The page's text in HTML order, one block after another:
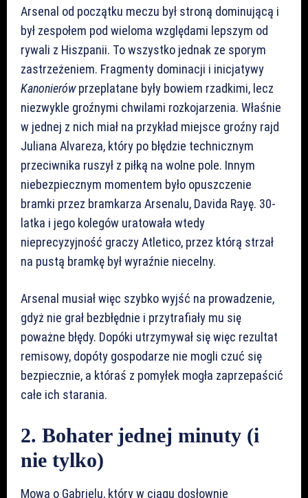
Arsenal od początku meczu był stroną dominującą i
był zespołem pod wieloma względami lepszym od
rywali z Hiszpanii. To wszystko jednak ze sporym
zastrzeżeniem. Fragmenty dominacji i inicjatywy
Kanonierówprzeplatane były bowiem rzadkimi, lecz
niezwykle groźnymi chwilami rozkojarzenia. Właśnie
w jednej z nich miał na przykład miejsce groźny rajd
Juliana Alvareza, który po błędzie technicznym
przeciwnika ruszył z piłką na wolne pole. Innym
niebezpiecznym momentem było opuszczenie
bramki przez bramkarza Arsenalu, Davida Rayę. 30-
latka i jego kolegów uratowała wtedy
nieprecyzyjność graczy Atletico, przez którą strzał
na pustą bramkę był wyraźnie niecelny.
Arsenal musiał więc szybko wyjść na prowadzenie,
gdyż nie grał bezbłędnie i przytrafiały mu się
poważne błędy. Dopóki utrzymywał się więc rezultat
remisowy, dopóty gospodarze nie mogli czuć się
bezpiecznie, a któraś z pomyłek mogła zaprzepaścić
całe ich starania.
2. Bohater jednej minuty (i
nie tylko)
Mowa o Gabrielu, który w ciągu dosłownie